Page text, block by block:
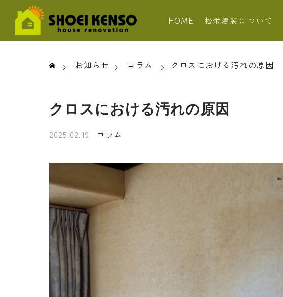
HOME 松栄建装について
お知らせ コラム クロスにおける汚れの原因
クロスにおける汚れの原因
2025.02.19 コラム